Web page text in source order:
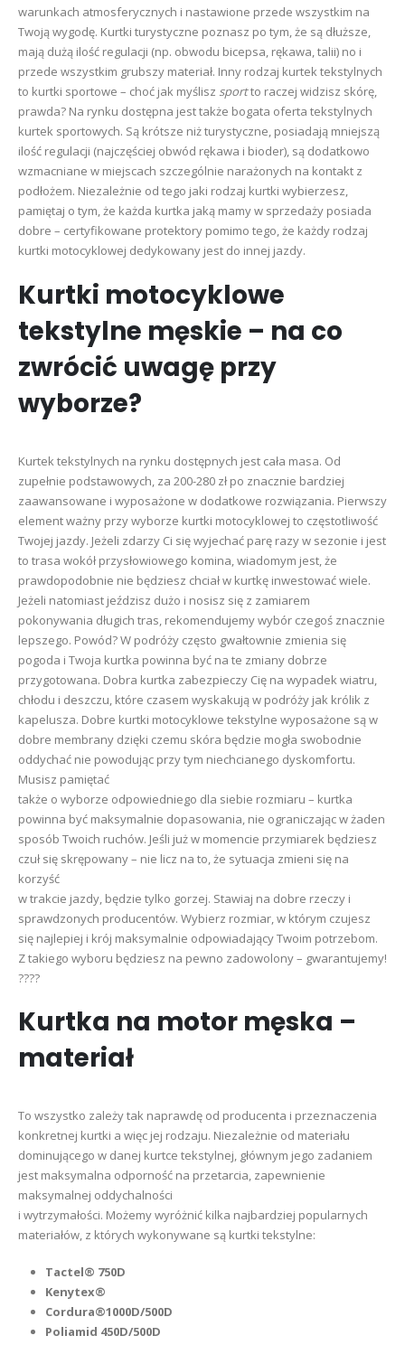
warunkach atmosferycznych i nastawione przede wszystkim na
Twoją wygodę. Kurtki turystyczne poznasz po tym, że są dłuższe,
mają dużą ilość regulacji (np. obwodu bicepsa, rękawa, talii) no i
przede wszystkim grubszy materiał. Inny rodzaj kurtek tekstylnych
to kurtki sportowe – choć jak myślisz sportto raczej widzisz skórę,
prawda? Na rynku dostępna jest także bogata oferta tekstylnych
kurtek sportowych. Są krótsze niż turystyczne, posiadają mniejszą
ilość regulacji (najczęściej obwód rękawa i bioder), są dodatkowo
wzmacniane w miejscach szczególnie narażonych na kontakt z
podłożem. Niezależnie od tego jaki rodzaj kurtki wybierzesz,
pamiętaj o tym, że każda kurtka jaką mamy w sprzedaży posiada
dobre – certyfikowane protektory pomimo tego, że każdy rodzaj
kurtki motocyklowej dedykowany jest do innej jazdy.
Kurtki motocyklowe
tekstylne męskie – na co
zwrócić uwagę przy
wyborze?
Kurtek tekstylnych na rynku dostępnych jest cała masa. Od
zupełnie podstawowych, za 200-280 zł po znacznie bardziej
zaawansowane i wyposażone w dodatkowe rozwiązania. Pierwszy
element ważny przy wyborze kurtki motocyklowej to częstotliwość
Twojej jazdy. Jeżeli zdarzy Ci się wyjechać parę razy w sezonie i jest
to trasa wokół przysłowiowego komina, wiadomym jest, że
prawdopodobnie nie będziesz chciał w kurtkę inwestować wiele.
Jeżeli natomiast jeździsz dużo i nosisz się z zamiarem
pokonywania długich tras, rekomendujemy wybór czegoś znacznie
lepszego. Powód? W podróży często gwałtownie zmienia się
pogoda i Twoja kurtka powinna być na te zmiany dobrze
przygotowana. Dobra kurtka zabezpieczy Cię na wypadek wiatru,
chłodu i deszczu, które czasem wyskakują w podróży jak królik z
kapelusza. Dobre kurtki motocyklowe tekstylne wyposażone są w
dobre membrany dzięki czemu skóra będzie mogła swobodnie
oddychać nie powodując przy tym niechcianego dyskomfortu.
Musisz pamiętać
także o wyborze odpowiedniego dla siebie rozmiaru – kurtka
powinna być maksymalnie dopasowania, nie ograniczając w żaden
sposób Twoich ruchów. Jeśli już w momencie przymiarek będziesz
czuł się skrępowany – nie licz na to, że sytuacja zmieni się na
korzyść
w trakcie jazdy, będzie tylko gorzej. Stawiaj na dobre rzeczy i
sprawdzonych producentów. Wybierz rozmiar, w którym czujesz
się najlepiej i krój maksymalnie odpowiadający Twoim potrzebom.
Z takiego wyboru będziesz na pewno zadowolony – gwarantujemy!
????
Kurtka na motor męska –
materiał
To wszystko zależy tak naprawdę od producenta i przeznaczenia
konkretnej kurtki a więc jej rodzaju. Niezależnie od materiału
dominującego w danej kurtce tekstylnej, głównym jego zadaniem
jest maksymalna odporność na przetarcia, zapewnienie
maksymalnej oddychalności
i wytrzymałości. Możemy wyróżnić kilka najbardziej popularnych
materiałów, z których wykonywane są kurtki tekstylne:
Tactel® 750D
Kenytex®
Cordura®1000D/500D
Poliamid 450D/500D